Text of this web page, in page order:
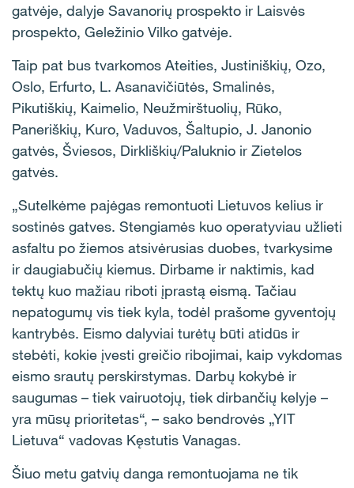
gatvėje, dalyje Savanorių prospekto ir Laisvės
prospekto, Geležinio Vilko gatvėje.
Taip pat bus tvarkomos Ateities, Justiniškių, Ozo,
Oslo, Erfurto, L. Asanavičiūtės, Smalinės,
Pikutiškių, Kaimelio, Neužmirštuolių, Rūko,
Paneriškių, Kuro, Vaduvos, Šaltupio, J. Janonio
gatvės, Šviesos, Dirkliškių/Paluknio ir Zietelos
gatvės.
„Sutelkėme pajėgas remontuoti Lietuvos kelius ir
sostinės gatves. Stengiamės kuo operatyviau užlieti
asfaltu po žiemos atsivėrusias duobes, tvarkysime
ir daugiabučių kiemus. Dirbame ir naktimis, kad
tektų kuo mažiau riboti įprastą eismą. Tačiau
nepatogumų vis tiek kyla, todėl prašome gyventojų
kantrybės. Eismo dalyviai turėtų būti atidūs ir
stebėti, kokie įvesti greičio ribojimai, kaip vykdomas
eismo srautų perskirstymas. Darbų kokybė ir
saugumas – tiek vairuotojų, tiek dirbančių kelyje –
yra mūsų prioritetas“, – sako bendrovės „YIT
Lietuva“ vadovas Kęstutis Vanagas.
Šiuo metu gatvių danga remontuojama ne tik